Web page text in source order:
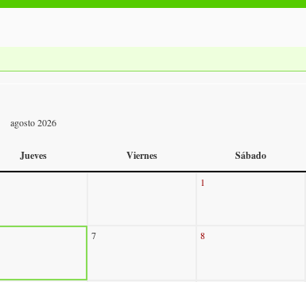
agosto 2026
Jueves Viernes Sábado
1
7 8